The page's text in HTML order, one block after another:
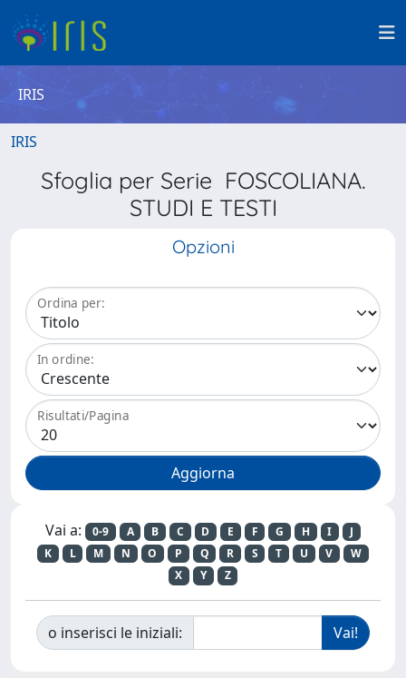
IRIS
IRIS
Sfoglia per Serie FOSCOLIANA.
STUDI E TESTI
Opzioni
Ordina per:
In ordine:
Risultati/Pagina
Vai a: 0-9 A B C D E F G H I
J
K
L M N O P Q R S T U V
W
X
Y Z
o inserisci le iniziali: